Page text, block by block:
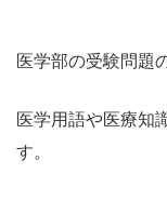
医学部の受験問題
医学用語や医療知
す。